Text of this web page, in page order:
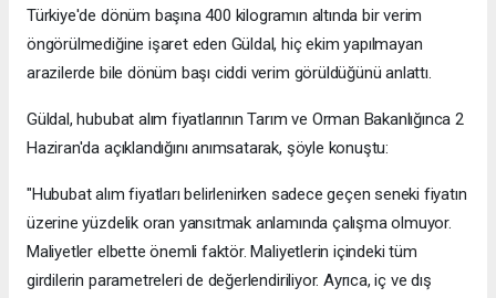
Türkiye'de dönüm başına 400 kilogramın altında bir verim
öngörülmediğine işaret eden Güldal, hiç ekim yapılmayan
arazilerde bile dönüm başı ciddi verim görüldüğünü anlattı.
Güldal, hububat alım fiyatlarının Tarım ve Orman Bakanlığınca 2
Haziran'da açıklandığını anımsatarak, şöyle konuştu:
"Hububat alım fiyatları belirlenirken sadece geçen seneki fiyatın
üzerine yüzdelik oran yansıtmak anlamında çalışma olmuyor.
Maliyetler elbette önemli faktör. Maliyetlerin içindeki tüm
girdilerin parametreleri de değerlendiriliyor. Ayrıca, iç ve dış